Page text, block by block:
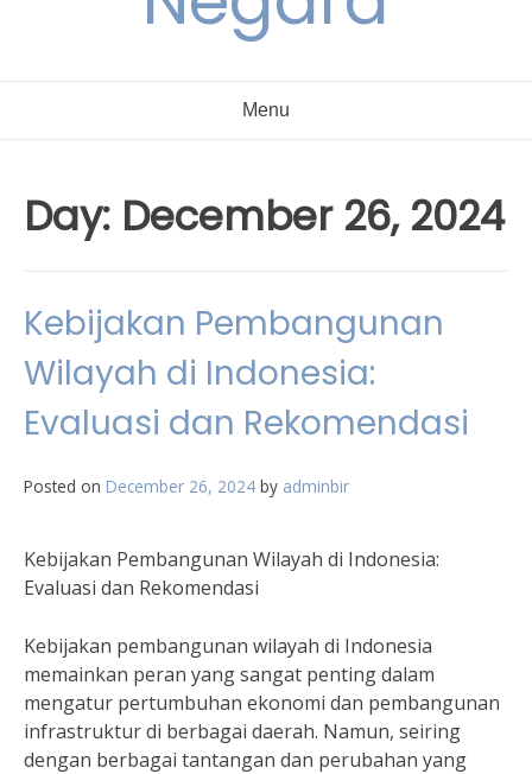
Menu
Day: December 26, 2024
Kebijakan Pembangunan
Wilayah di Indonesia:
Evaluasi dan Rekomendasi
Posted on December 26, 2024 by adminbir
Kebijakan Pembangunan Wilayah di Indonesia:
Evaluasi dan Rekomendasi
Kebijakan pembangunan wilayah di Indonesia
memainkan peran yang sangat penting dalam
mengatur pertumbuhan ekonomi dan pembangunan
infrastruktur di berbagai daerah. Namun, seiring
dengan berbagai tantangan dan perubahan yang